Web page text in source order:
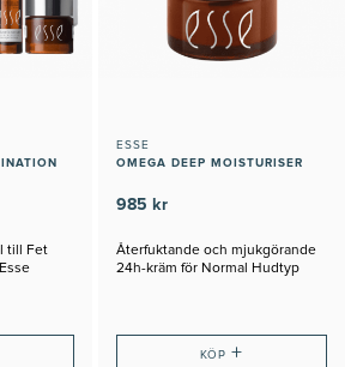
till Fet
ESSE
OMEGA DEEP MOISTURISER
985 kr
Återfuktande och mjukgörande
24h-kräm för Normal Hudtyp
KÖP +